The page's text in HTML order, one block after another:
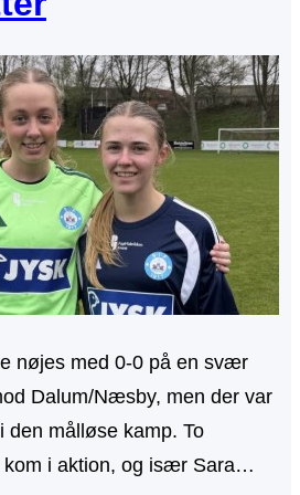
nøjes med 0-0 på en svær
Dalum/Næsby, men der var
den målløse kamp. To
kom i aktion, og især Sara…